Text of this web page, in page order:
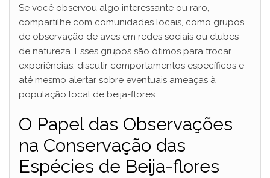
Se você observou algo interessante ou raro,
compartilhe com comunidades locais, como grupos
de observação de aves em redes sociais ou clubes
de natureza. Esses grupos são ótimos para trocar
experiências, discutir comportamentos específicos e
até mesmo alertar sobre eventuais ameaças à
população local de beija-flores.
O Papel das Observações
na Conservação das
Espécies de Beija-flores